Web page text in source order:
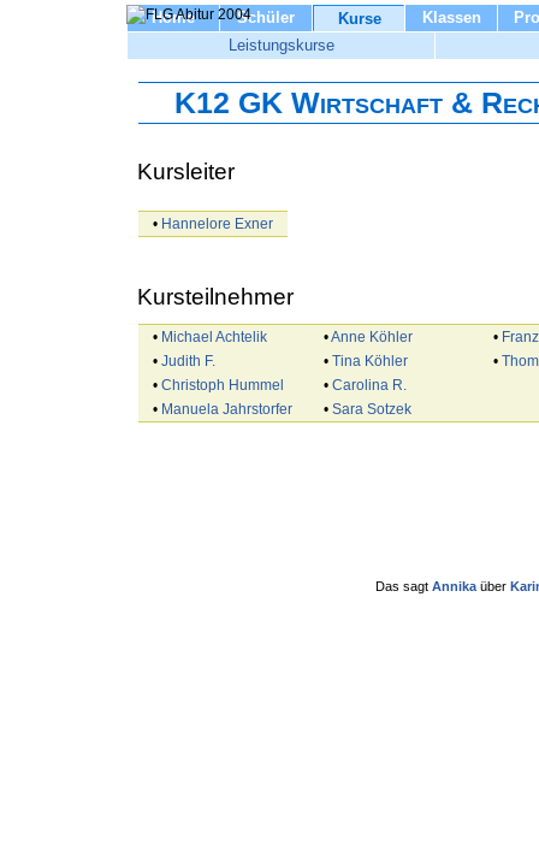
Home Schüler Kurse Klassen
Leistungskurse
K12 GK Wirtschaft &
Kursleiter
• Hannelore Exner
Kursteilnehmer
• Michael Achtelik
• Judith F.
• Christoph Hummel
• Manuela Jahrstorfer
•Anne Köhler
• Tina Köhler
• Carolina R.
• Sara Sotzek
•
•
Das sagt Annika über